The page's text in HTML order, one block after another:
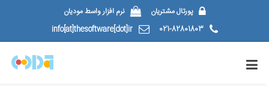
پورتال مشتریان
نرم افزار واسط مودیان
021-82801803
info[at]thesoftware[dot]ir